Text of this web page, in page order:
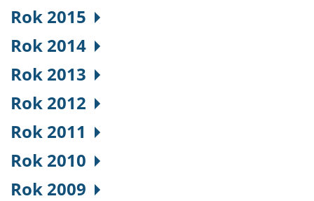
Rok 2015
Rok 2014
Rok 2013
Rok 2012
Rok 2011
Rok 2010
Rok 2009